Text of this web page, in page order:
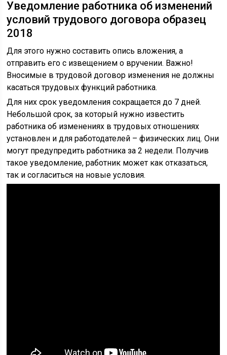
Уведомление работника об изменений
условий трудового договора образец
2018
Для этого нужно составить опись вложения, а
отправить его с извещением о вручении. Важно!
Вносимые в трудовой договор изменения не должны
касаться трудовых функций работника.
Для них срок уведомления сокращается до 7 дней.
Небольшой срок, за который нужно известить
работника об изменениях в трудовых отношениях
установлен и для работодателей – физических лиц. Они
могут предупредить работника за 2 недели. Получив
такое уведомление, работник может как отказаться,
так и согласиться на новые условия.